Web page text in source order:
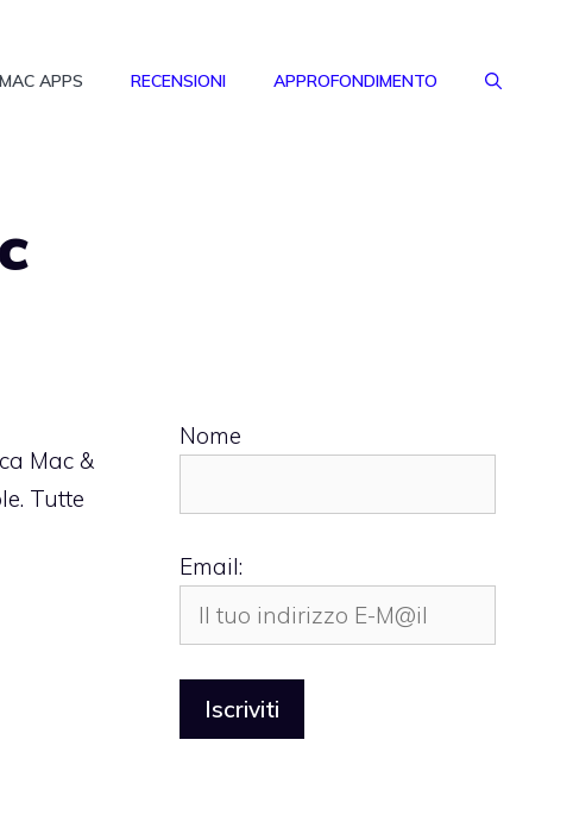
MAC APPS RECENSIONI APPROFONDIMENTO
Mac &
Tutte
Nome
Email: